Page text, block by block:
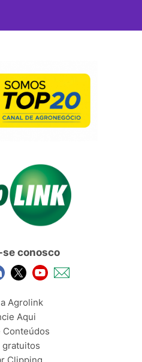
conosco
Agrolink
Aqui
Conteúdos
gratuitos
Clipping